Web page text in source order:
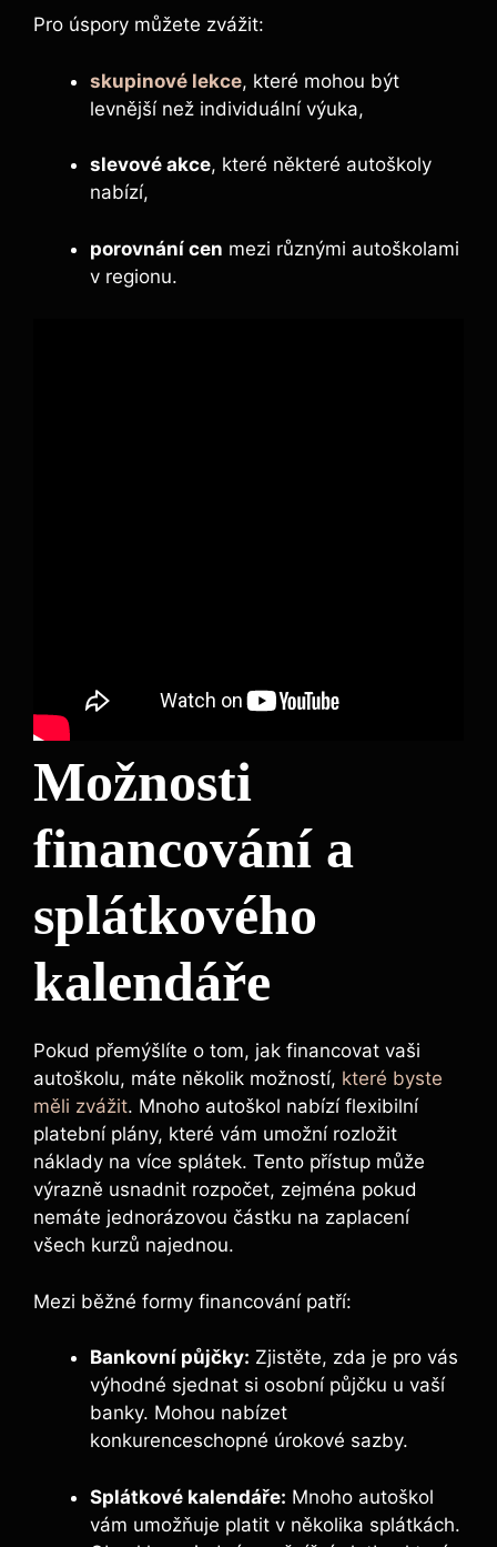
Pro úspory můžete zvážit:
skupinové lekce, které mohou být
levnější než individuální výuka,
slevové akce, které některé autoškoly
nabízí,
porovnání cen mezi různými autoškolami
v regionu.
Možnosti
financování a
splátkového
kalendáře
Pokud přemýšlíte o tom, jak financovat vaši
autoškolu, máte několik možností, které byste
měli zvážit. Mnoho autoškol nabízí flexibilní
platební plány, které vám umožní rozložit
náklady na více splátek. Tento přístup může
výrazně usnadnit rozpočet, zejména pokud
nemáte jednorázovou částku na zaplacení
všech kurzů najednou.
Mezi běžné formy financování patří:
Bankovní půjčky: Zjistěte, zda je pro vás
výhodné sjednat si osobní půjčku u vaší
banky. Mohou nabízet
konkurenceschopné úrokové sazby.
Splátkové kalendáře: Mnoho autoškol
vám umožňuje platit v několika splátkách.